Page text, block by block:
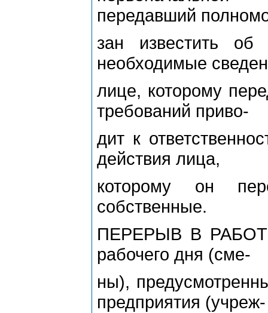
передавший
зан известить
необходимые
лице, которому
требований приво-
дит к
действия лица,
которому он
собственные.
ПЕРЕРЫВ В РАБОТЕ
рабочего дня (сме-
ны),
предприятия (учреж-